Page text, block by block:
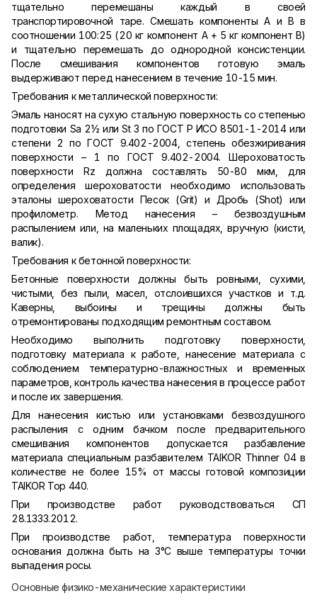
тщательно перемешаны каждый в своей
транспортировочной таре. Смешать компоненты A и В в
соотношении 100:25 (20 кг компонент А + 5 кг компонент В)
и тщательно перемешать до однородной консистенции.
После смешивания компонентов готовую эмаль
выдерживают перед нанесением в течение 10-15 мин.
Требования к металлической поверхности:
Эмаль наносят на сухую стальную поверхность со степенью
подготовки Sa 2½ или St 3 по ГОСТ Р ИСО 8501-1-2014 или
степени 2 по ГОСТ 9.402-2004, степень обезжиривания
поверхности – 1 по ГОСТ 9.402-2004. Шероховатость
поверхности Rz должна составлять 50-80 мкм, для
определения шероховатости необходимо использовать
эталоны шероховатости Песок (Grit) и Дробь (Shot) или
профилометр. Метод нанесения – безвоздушным
распылением или, на маленьких площадях, вручную (кисти,
валик).
Требования к бетонной поверхности:
Бетонные поверхности должны быть ровными, сухими,
чистыми, без пыли, масел, отслоившихся участков и т.д.
Каверны, выбоины и трещины должны быть
отремонтированы подходящим ремонтным составом.
Необходимо выполнить подготовку поверхности,
подготовку материала к работе, нанесение материала с
соблюдением температурно-влажностных и временных
параметров, контроль качества нанесения в процессе работ
и после их завершения.
Для нанесения кистью или установками безвоздушного
распыления с одним бачком после предварительного
смешивания компонентов допускается разбавление
материала специальным разбавителем TAIKOR Thinner 04 в
количестве не более 15% от массы готовой композиции
TAIKOR Top 440.
При производстве работ руководствоваться СП
28.1333.2012.
При производстве работ, температура поверхности
основания должна быть на 3°С выше температуры точки
выпадения росы.
Основные физико-механические характеристики